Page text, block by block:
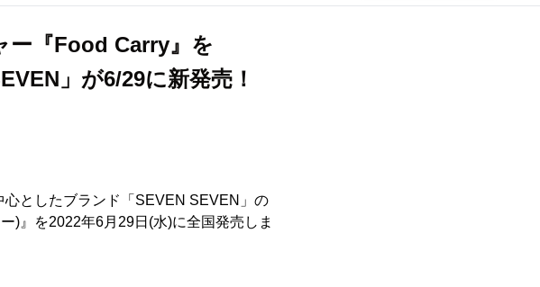
ー『Food Carry』を
」が6/29に新発売！
としたブランド「SEVEN SEVEN」の
)』を2022年6月29日(水)に全国発売しま